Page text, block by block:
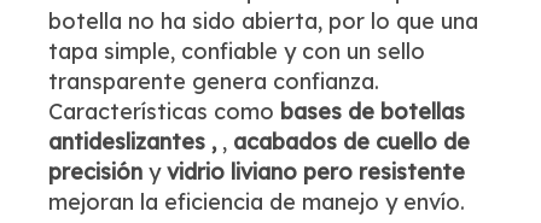
botella no ha sido abierta, por lo que una
tapa simple, confiable y con un sello
transparente genera confianza.
Características como bases de botellas
antideslizantes , , acabados de cuello de
precisión yvidrio liviano pero resistente
mejoran la eficiencia de manejo y envío.